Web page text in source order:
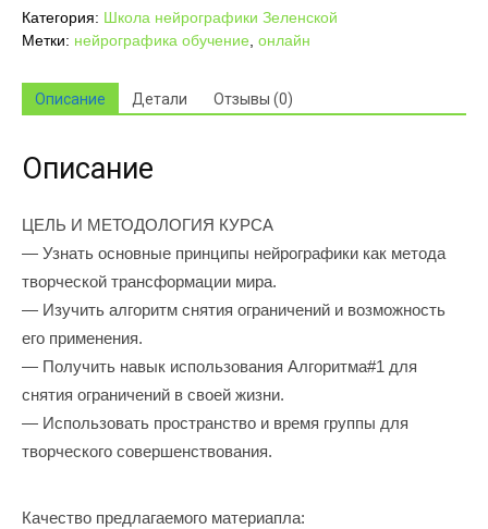
Пользователь
нейрографики
Категория: Школа нейрографики Зеленской
Метки: нейрографика обучение, онлайн
Описание Детали Отзывы (0)
Описание
ЦЕЛЬ И МЕТОДОЛОГИЯ КУРСА
— Узнать основные принципы нейрографики как метода
творческой трансформации мира.
— Изучить алгоритм снятия ограничений и возможность
его применения.
— Получить навык использования Алгоритма#1 для
снятия ограничений в своей жизни.
— Использовать пространство и время группы для
творческого совершенствования.
Качество предлагаемого материапла: